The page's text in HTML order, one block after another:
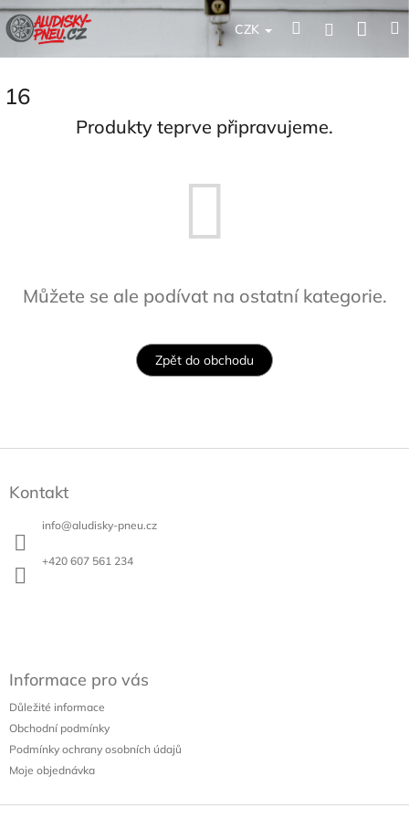
Přejít
na
obsah
CZK HledatPřihlášení
16
Produkty teprve připravujeme.
Můžete se ale podívat na ostatní kategorie.
Zpět do obchodu
Kontakt
info@aludisky-pneu.cz
+420 607 561 234
Informace pro vás
Důležité informace
Obchodní podmínky
Podmínky ochrany osobních údajů
Moje objednávka